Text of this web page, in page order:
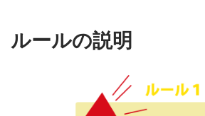
ルールの説明